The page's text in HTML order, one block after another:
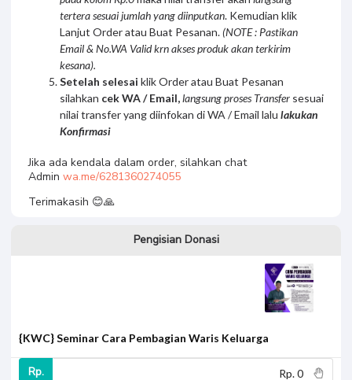
tertera sesuai jumlah yang diinputkan. Kemudian klik
Lanjut Order atau Buat Pesanan.(NOTE : Pastikan
Email & No.WA Valid krn akses produk akan terkirim
kesana).
Setelah selesai klik Order atau Buat Pesanan
silahkan cek WA / Email,langsung proses Transfer sesuai
nilai transfer yang diinfokan di WA / Email lalu lakukan
Konfirmasi
Jika ada kendala dalam order, silahkan chat
Admin wa.me/6281360274055
Terimakasih 😊🙏
Pengisian Donasi
{KWC} Seminar Cara Pembagian Waris Keluarga
Rp.